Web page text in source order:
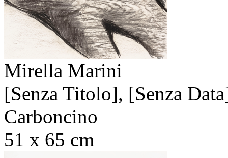
Mirella Marini
[Senza Titolo], [Senza
Carboncino
51 x 65 cm